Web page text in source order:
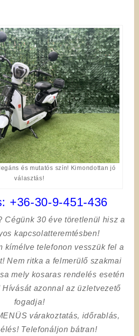
és mutatós szín! Kimondottan jó
választás!
+36-30-9-451-436
Cégünk 30 éve töretlenül hisz a
kapcsolatteremtésben!
kímélvetelefonon vesszük fel a
Nem ritka a felmerülő szakmai
mely kosaras rendelés esetén
Hívását azonnal az üzletvezető
fogadja!
várakoztatás, időrablás,
Telefonáljon bátran!